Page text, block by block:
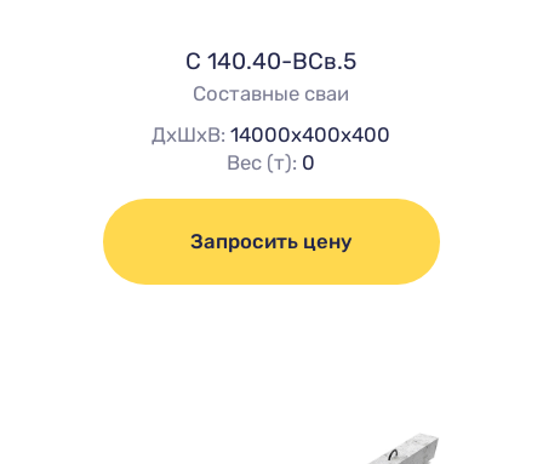
C 140.40-ВСв.5
Составные сваи
ДхШхВ:14000х400х400
Вес (т): 0
Запросить цену